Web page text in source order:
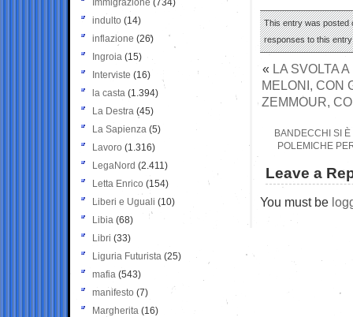
This entry was posted
responses to this
« LA SVOLTA
MELONI, CON
ZEMMOUR,
BANDECCHI SI
POLEMICHE
Leave a
You must be
Immigrazione (734)
indulto (14)
inflazione (26)
Ingroia (15)
Interviste (16)
la casta (1.394)
La Destra (45)
La Sapienza (5)
Lavoro (1.316)
LegaNord (2.411)
Letta Enrico (154)
Liberi e Uguali (10)
Libia (68)
Libri (33)
Liguria Futurista (25)
mafia (543)
manifesto (7)
Margherita (16)